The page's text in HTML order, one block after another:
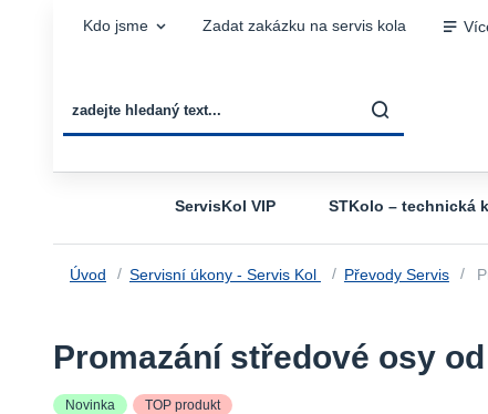
Kdo jsme Zadat zakázku na servis kola
ServisKol VIP STKolo – technická
Úvod Servisní úkony - Servis Kol Převody Servis
Promazání středové osy
Novinka TOP produkt